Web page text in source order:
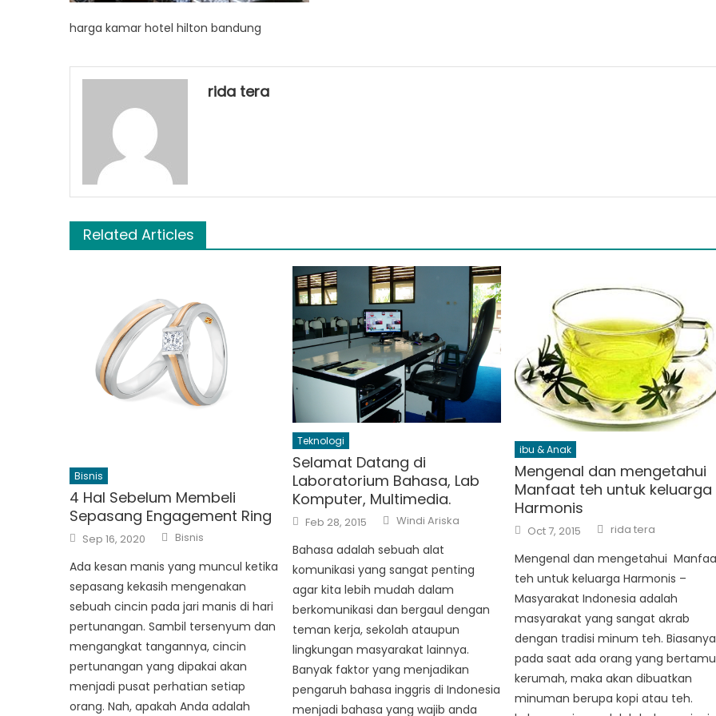
harga kamar hotel hilton bandung
rida tera
Related Articles
Bisnis
4 Hal Sebelum Membeli
Sepasang Engagement Ring
Posted
on
Sep 16, 2020 Author
Bisnis
Ada kesan manis yang muncul ketika
sepasang kekasih mengenakan
sebuah cincin pada jari manis di hari
pertunangan. Sambil tersenyum dan
mengangkat tangannya, cincin
pertunangan yang dipakai akan
menjadi pusat perhatian setiap
orang. Nah, apakah Anda adalah
Teknologi
Selamat Datang di
Laboratorium Bahasa, Lab
Komputer, Multimedia.
Posted
on
Feb 28, 2015 Author
Windi Ariska
Bahasa adalah sebuah alat
komunikasi yang sangat penting
agar kita lebih mudah dalam
berkomunikasi dan bergaul dengan
teman kerja, sekolah ataupun
lingkungan masyarakat lainnya.
Banyak faktor yang menjadikan
pengaruh bahasa inggris di Indonesia
menjadi bahasa yang wajib anda
ibu & Anak
Mengenal dan mengetahui
Manfaat teh untuk keluarga
Harmonis
Posted
on
Oct 7, 2015 Author
rida tera
Mengenal dan mengetahui
teh untuk keluarga Harmonis –
Masyarakat Indonesia adalah
masyarakat yang sangat akrab
dengan tradisi minum teh. Biasanya
pada saat ada orang yang bertamu
kerumah, maka akan dibuatkan
minuman berupa kopi atau teh.